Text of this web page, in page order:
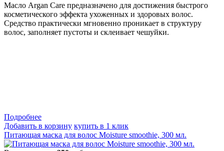
Масло Argan Care предназначено для достижения быстрого
косметического эффекта ухоженных и здоровых волос.
Средство практически мгновенно проникает в структуру
волос, заполняет пустоты и склеивает чешуйки.
Подробнеe
Добавить в корзину купить в 1 клик
Питающая маска для волос Moisture smoothie, 300 мл.